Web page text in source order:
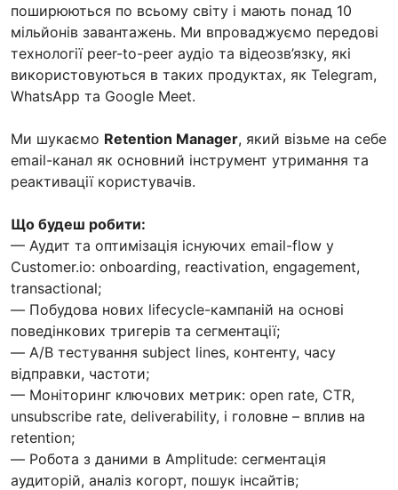
поширюються по всьому світу і мають понад 10
мільйонів завантажень. Ми впроваджуємо передові
технології peer-to-peer аудіо та відеозв’язку, які
використовуються в таких продуктах, як Telegram,
WhatsApp та Google Meet.
Ми шукаємо Retention Manager, який візьме на себе
email-канал як основний інструмент утримання та
реактивації користувачів.
Що будеш робити:
— Аудит та оптимізація існуючих email-flow у
Customer.io: onboarding, reactivation, engagement,
transactional;
— Побудова нових lifecycle-кампаній на основі
поведінкових тригерів та сегментації;
— A/B тестування subject lines, контенту, часу
відправки, частоти;
— Моніторинг ключових метрик: open rate, CTR,
unsubscribe rate, deliverability, і головне – вплив на
retention;
— Робота з даними в Amplitude: сегментація
аудиторій, аналіз когорт, пошук інсайтів;